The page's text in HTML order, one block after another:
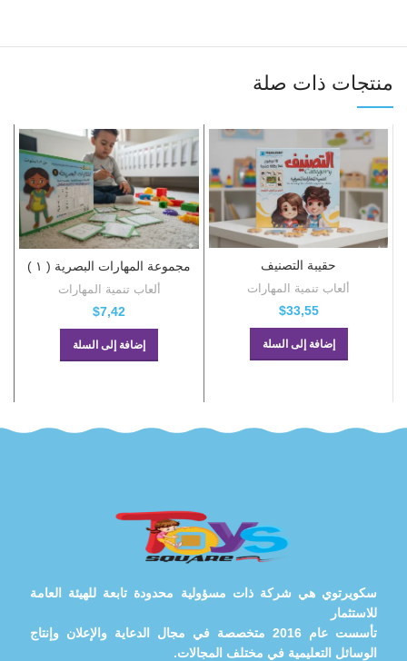
منتجات ذات صلة
حقيبة التصنيف
ألعاب تنمية المهارات
$33,55
إضافة إلى السلة
مجموعة المهارات البصرية ( ١ )
ألعاب تنمية المهارات
$7,42
إضافة إلى السلة
سكويرتوي هي شركة ذات مسؤولية محدودة تابعة للهيئة العامة
للاستثمار
تأسست عام 2016 متخصصة في مجال الدعاية والإعلان وإنتاج
الوسائل التعليمية في مختلف المجالات.